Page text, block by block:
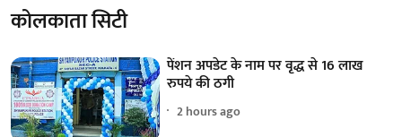
कोलकाता सिटी
पेंशन अपडेट के नाम पर वृद्ध से 16 लाख
रुपये की ठगी
2 hours ago